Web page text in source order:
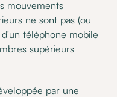
mouvements
ne sont pas (ou
d'un téléphone mobile
supérieurs
par une